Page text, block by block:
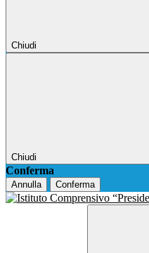
Chiudi
Chiudi
Conferma
Annulla Conferma